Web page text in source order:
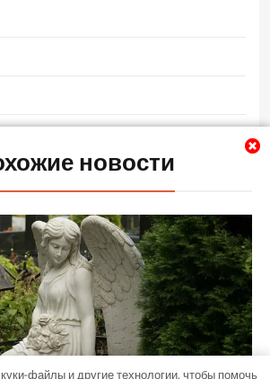
новости
файлы и другие технологии, чтобы помочь